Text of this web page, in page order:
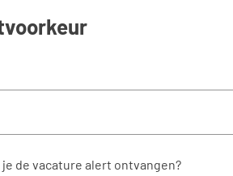
je de vacature alert ontvangen?